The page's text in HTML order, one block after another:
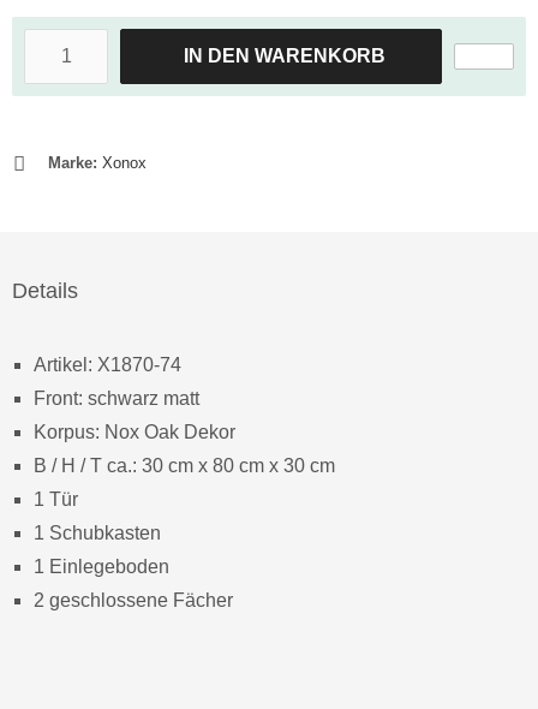
IN DEN WARENKORB
Marke: Xonox
Details
Artikel: X1870-74
Front: schwarz matt
Korpus: Nox Oak Dekor
B / H / T ca.: 30 cm x 80 cm x 30 cm
1 Tür
1 Schubkasten
1 Einlegeboden
2 geschlossene Fächer